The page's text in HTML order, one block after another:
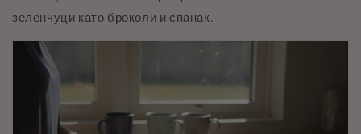
зеленчуци като броколи и спанак.